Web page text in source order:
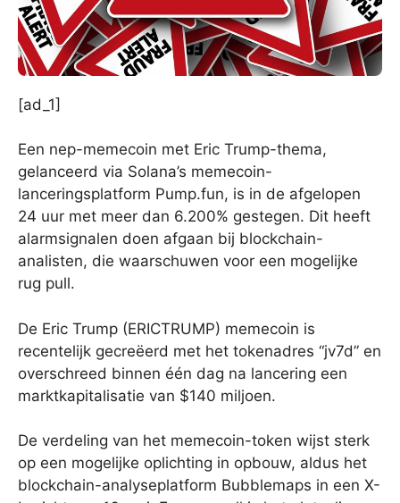
[ad_1]
Een nep-memecoin met Eric Trump-thema,
gelanceerd via Solana’s memecoin-
lanceringsplatform Pump.fun, is in de afgelopen
24 uur met meer dan 6.200% gestegen. Dit heeft
alarmsignalen doen afgaan bij blockchain-
analisten, die waarschuwen voor een mogelijke
rug pull.
De Eric Trump (ERICTRUMP) memecoin is
recentelijk gecreëerd met het tokenadres “jv7d” en
overschreed binnen één dag na lancering een
marktkapitalisatie van $140 miljoen.
De verdeling van het memecoin-token wijst sterk
op een mogelijke oplichting in opbouw, aldus het
blockchain-analyseplatform Bubblemaps in een X-